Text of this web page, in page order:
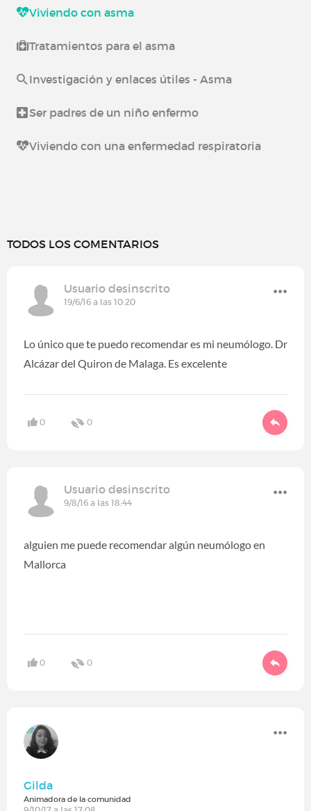
Viviendo con asma
Tratamientos para el asma
Investigación y enlaces útiles - Asma
Ser padres de un niño enfermo
Viviendo con una enfermedad respiratoria
TODOS LOS COMENTARIOS
Usuario desinscrito
19/6/16 a las 10:20
Lo único que te puedo recomendar es mi neumólogo. Dr
Alcázar del Quiron de Malaga. Es excelente
0 0
Usuario desinscrito
9/8/16 a las 18:44
alguien me puede recomendar algún neumólogo en
Mallorca
0 0
Gilda
Animadora de la comunidad